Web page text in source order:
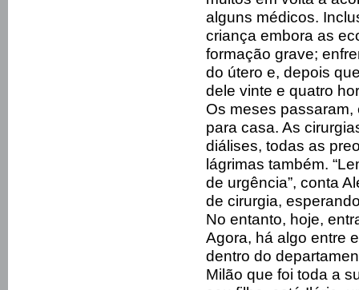
alguns médicos.
criança embora as
formação grave;
do útero e, depois
dele vinte e quatro
Os meses
para casa. As
diálises, todas as
lágrimas também.
de urgência”, conta
de cirurgia,
No entanto, hoje,
Agora, há algo entre
dentro do
Milão que foi toda a